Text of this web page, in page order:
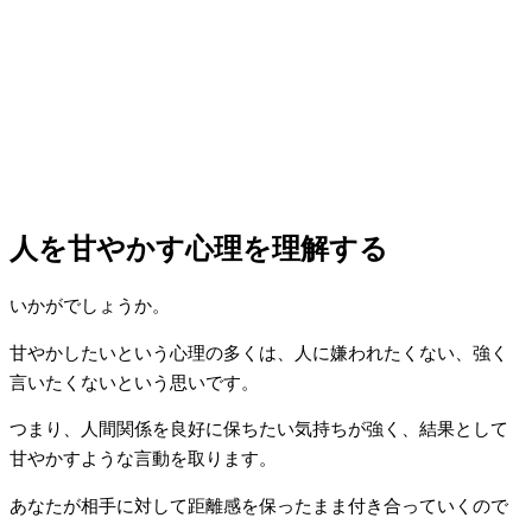
人を甘やかす心理を理解する
いかがでしょうか。
甘やかしたいという心理の多くは、人に嫌われたくない、強く
言いたくないという思いです。
つまり、人間関係を良好に保ちたい気持ちが強く、結果として
甘やかすような言動を取ります。
あなたが相手に対して距離感を保ったまま付き合っていくので